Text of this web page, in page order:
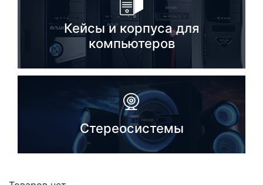
Комплектующие ПККейсы и корпуса для
компьютеров
Стереосистемы